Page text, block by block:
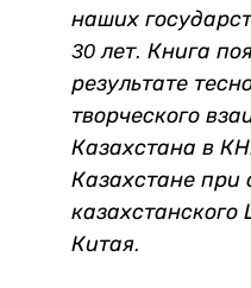
наших
30 лет. Книга
результате
творческого
Казахстана в
Казахстане при
Китая.